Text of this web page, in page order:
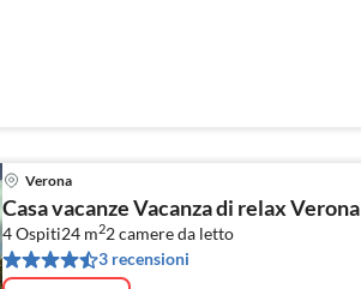
Verona
Casa vacanze Vacanza di relax Verona
4 Ospiti24 m22camere da letto
3 recensioni